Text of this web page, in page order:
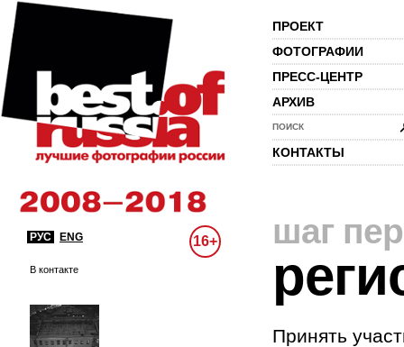
ПРОЕКТ
ФОТОГРАФИИ
ПРЕСС-ЦЕНТР
АРХИВ
ПОИСК
КОНТАКТЫ
РУС ENG 16+
В контакте
шаг
Принять